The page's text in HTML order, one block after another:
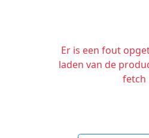
Er is een fout
laden van de
fetch